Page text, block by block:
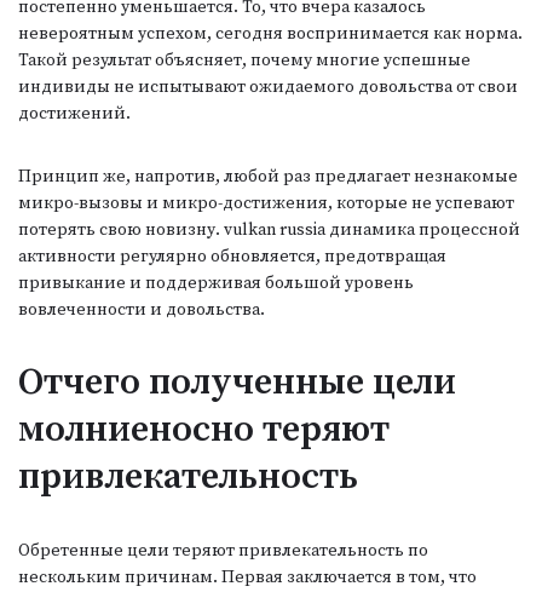
постепенно уменьшается. То, что вчера казалось
невероятным успехом, сегодня воспринимается как норма.
Такой результат объясняет, почему многие успешные
индивиды не испытывают ожидаемого довольства от свои
достижений.
Принцип же, напротив, любой раз предлагает незнакомые
микро-вызовы и микро-достижения, которые не успевают
потерять свою новизну. vulkan russia динамика процессной
активности регулярно обновляется, предотвращая
привыкание и поддерживая большой уровень
вовлеченности и довольства.
Отчего полученные цели
молниеносно теряют
привлекательность
Обретенные цели теряют привлекательность по
нескольким причинам. Первая заключается в том, что